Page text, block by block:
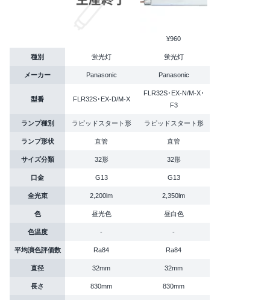
¥960
種別 蛍光灯 蛍光灯
メーカー Panasonic Panasonic
型番 FLR32S･EX-D/M-X
FLR32S･EX-N/M-X･
F3
ランプ種別 ラピッドスタート形 ラピッドスタート形
ランプ形状 直管 直管
サイズ分類 32形 32形
口金 G13 G13
全光束 2,200lm 2,350lm
色 昼光色 昼白色
色温度 - -
平均演色評価数 Ra84 Ra84
直径 32mm 32mm
長さ 830mm 830mm